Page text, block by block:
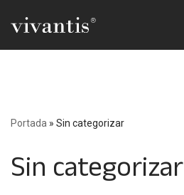
Portada » Sin categorizar
Sin categorizar